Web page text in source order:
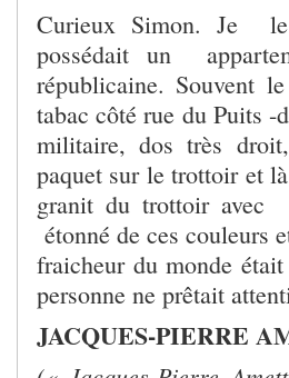
Curieux Simon. Je
possédait un
républicaine. Souvent
tabac côté rue du Puits -
militaire, dos très
paquet sur le trottoir et
granit du trottoir avec
étonné de ces couleurs
fraicheur du monde
personne ne prêtait
JACQUES-PIERRE